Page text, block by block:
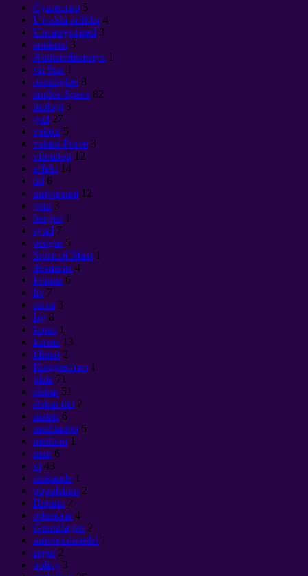
Cущество 5
Utvalda artiklar 4
Uncategorized 3
antikrist 3
Antitsivilizatsiya 1
vit Sun 1
oändlighet 8
ändlös Space 82
biologi 3
god 27
vektor 5
vektor Force 3
vibration 12
effekt 14
tid 6
universum 12
geni 3
bergen 1
synd 7
pengar 5
Spirit of Maat 1
devaerna 4
kvinna 6
liv 7
stava 3
lag 8
konst 1
karma 13
klimat 2
Колдовство 1
plats 71
älskar 51
älskar det 2
matris 6
meditation 6
medicin 1
man 6
vi 43
tänkande 1
population 2
Нервы 2
объекты 4
Grundlagen 2
universalmedel 1
seger 2
policy 3